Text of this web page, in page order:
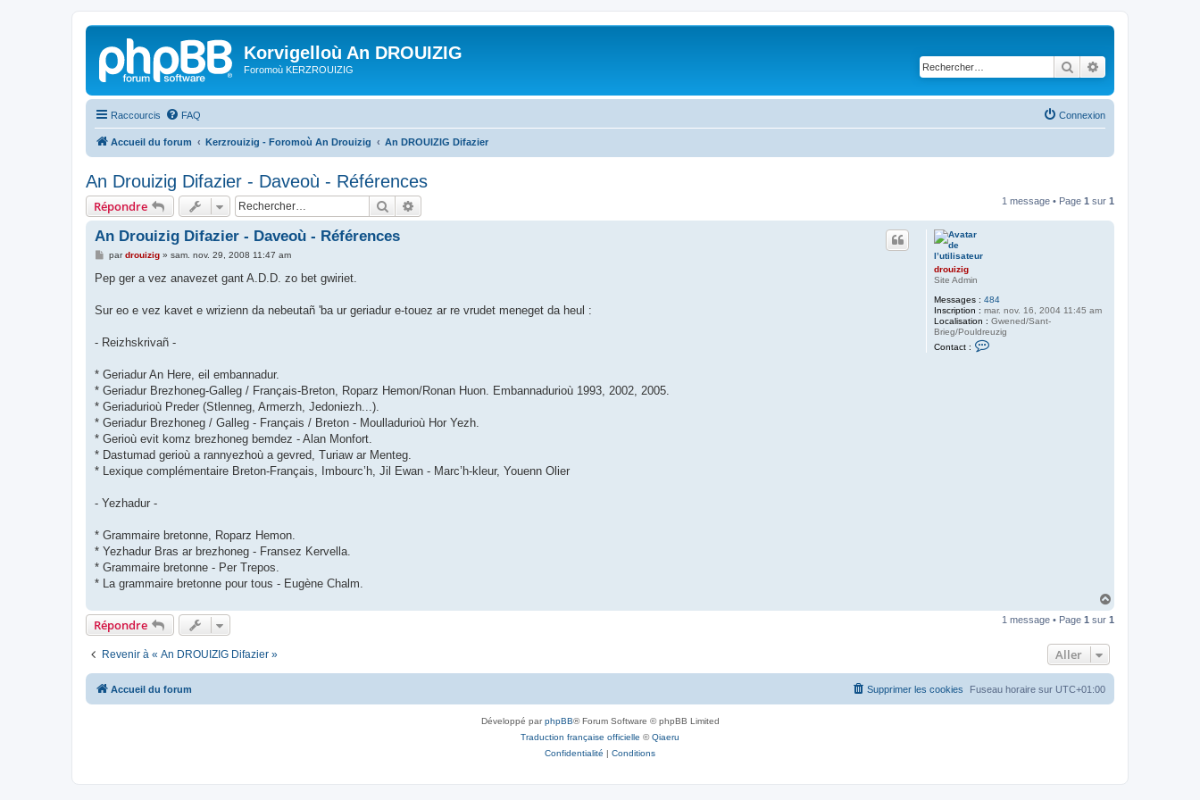
Korvigelloù An DROUIZIG
Foromoù KERZROUIZIG Rechercher
Raccourcis FAQ Connexion
Accueil du forum Kerzrouizig - Foromoù An Drouizig An DROUIZIG Difazier
An Drouizig Difazier - Daveoù - Références
Répondre Rechercher 1 message • Page 1 sur 1
drouizig
Site Admin
Messages : 484
Inscription : mar. nov. 16, 2004 11:45 am
Localisation : Gwened/Sant-
Brieg/Pouldreuzig
Contact :
An Drouizig Difazier - Daveoù - Références
M
s
s
g
pardrouizig» sam. nov. 29, 2008 11:47 am
Pep ger a vez anavezet gant A.D.D. zo bet gwiriet.
Sur eo e vez kavet e wrizienn da nebeutañ 'ba ur geriadur e-touez ar re vrudet meneget da heul :
- Reizhskrivañ -
* Geriadur An Here, eil embannadur.
* Geriadur Brezhoneg-Galleg / Français-Breton, Roparz Hemon/Ronan Huon. Embannadurioù 1993, 2002, 2005.
* Geriadurioù Preder (Stlenneg, Armerzh, Jedoniezh...).
* Geriadur Brezhoneg / Galleg - Français / Breton - Moulladurioù Hor Yezh.
* Gerioù evit komz brezhoneg bemdez - Alan Monfort.
* Dastumad gerioù a rannyezhoù a gevred, Turiaw ar Menteg.
* Lexique complémentaire Breton-Français, Imbourc’h, Jil Ewan - Marc’h-kleur, Youenn Olier
- Yezhadur -
* Grammaire bretonne, Roparz Hemon.
* Yezhadur Bras ar brezhoneg - Fransez Kervella.
* Grammaire bretonne - Per Trepos.
* La grammaire bretonne pour tous - Eugène Chalm.
u
Répondre 1 message • Page 1 sur 1
Revenir à « An DROUIZIG Difazier » Aller
Accueil du forum Fuseau horaire sur UTC+01:00
Supprimer les cookies
Développé parphpBB® Forum Software © phpBB Limited
Traduction française officielle ©Qiaeru
Confidentialité | Conditions